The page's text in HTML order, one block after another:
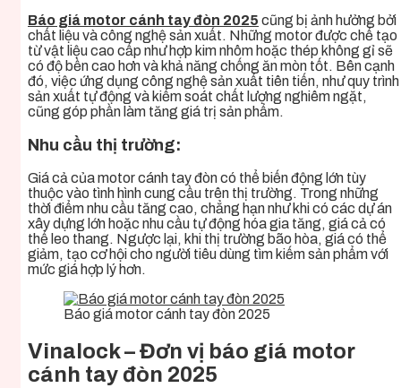
Báo giá motor cánh tay đòn 2025 cũng bị ảnh hưởng bởi
chất liệu và công nghệ sản xuất. Những motor được chế tạo
từ vật liệu cao cấp như hợp kim nhôm hoặc thép không gỉ sẽ
có độ bền cao hơn và khả năng chống ăn mòn tốt. Bên cạnh
đó, việc ứng dụng công nghệ sản xuất tiên tiến, như quy trình
sản xuất tự động và kiểm soát chất lượng nghiêm ngặt,
cũng góp phần làm tăng giá trị sản phẩm.
Nhu cầu thị trường:
Giá cả của motor cánh tay đòn có thể biến động lớn tùy
thuộc vào tình hình cung cầu trên thị trường. Trong những
thời điểm nhu cầu tăng cao, chẳng hạn như khi có các dự án
xây dựng lớn hoặc nhu cầu tự động hóa gia tăng, giá cả có
thể leo thang. Ngược lại, khi thị trường bão hòa, giá có thể
giảm, tạo cơ hội cho người tiêu dùng tìm kiếm sản phẩm với
mức giá hợp lý hơn.
Báo giá motor cánh tay đòn 2025
Vinalock – Đơn vị báo giá motor
cánh tay đòn 2025